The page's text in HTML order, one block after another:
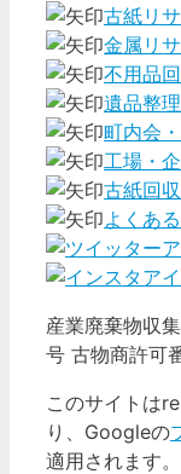
古紙リ
金属リ
不用品
遺品整理
町内会
工場・
古紙回
よくあ
産業廃棄物収
号 古物商許可
このサイトは
り、Googleの
適用されます。